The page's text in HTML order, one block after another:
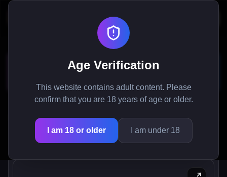
Age Verification
This website contains adult content. Please
confirm that you are 18 years of age or older.
I am 18 or older I am under 18
WorldTamer - モンスターガー
ルズアドベンチャーゲーム
WorldTamerのモンスターガールズの魅力的な世界
を探検しよう：秘密を明らかにし、関係を築き、終
わりのないエンターテイメントに没頭しよう。